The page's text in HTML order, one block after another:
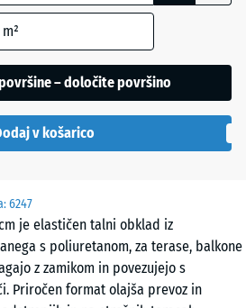
6247
je elastičen talni obklad iz
s poliuretanom, za terase, balkone
z zamikom in povezujejo s
Priročen format olajša prevoz in
m²
– določite površino
v košarico